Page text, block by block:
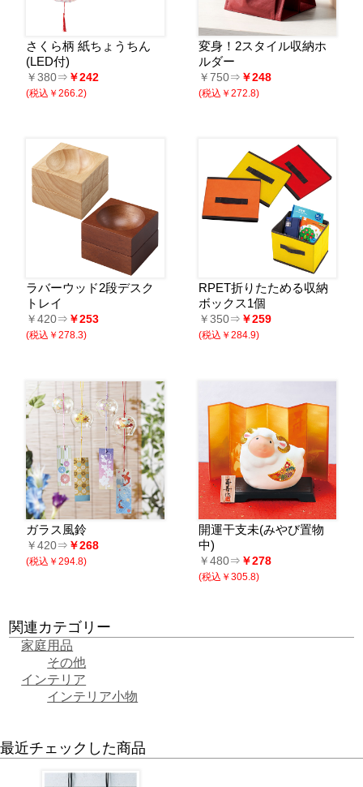
さくら柄 紙ちょうちん
(LED付)
￥380⇒ ￥242
(税込￥266.2)
変身！2スタイル収納ホ
ルダー
￥750⇒ ￥248
(税込￥272.8)
ラバーウッド2段デスク
トレイ
￥420⇒ ￥253
(税込￥278.3)
RPET折りたためる収納
ボックス1個
￥350⇒ ￥259
(税込￥284.9)
ガラス風鈴
￥420⇒ ￥268
(税込￥294.8)
開運干支未(みやび置物
中)
￥480⇒ ￥278
(税込￥305.8)
関連カテゴリー
家庭用品
その他
インテリア
インテリア小物
最近チェックした商品